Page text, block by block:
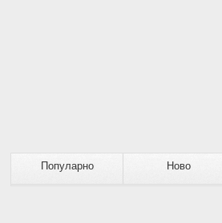
Популарно Ново